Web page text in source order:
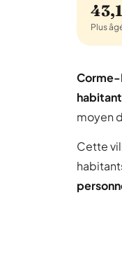
Plus
Corme-
moyen
Cette